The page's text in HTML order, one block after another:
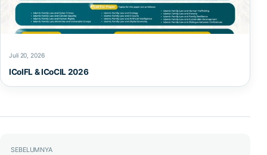
Juli 20, 2026
ICoIFL & ICoCIL 2026
Navigasi pos
SEBELUMNYA